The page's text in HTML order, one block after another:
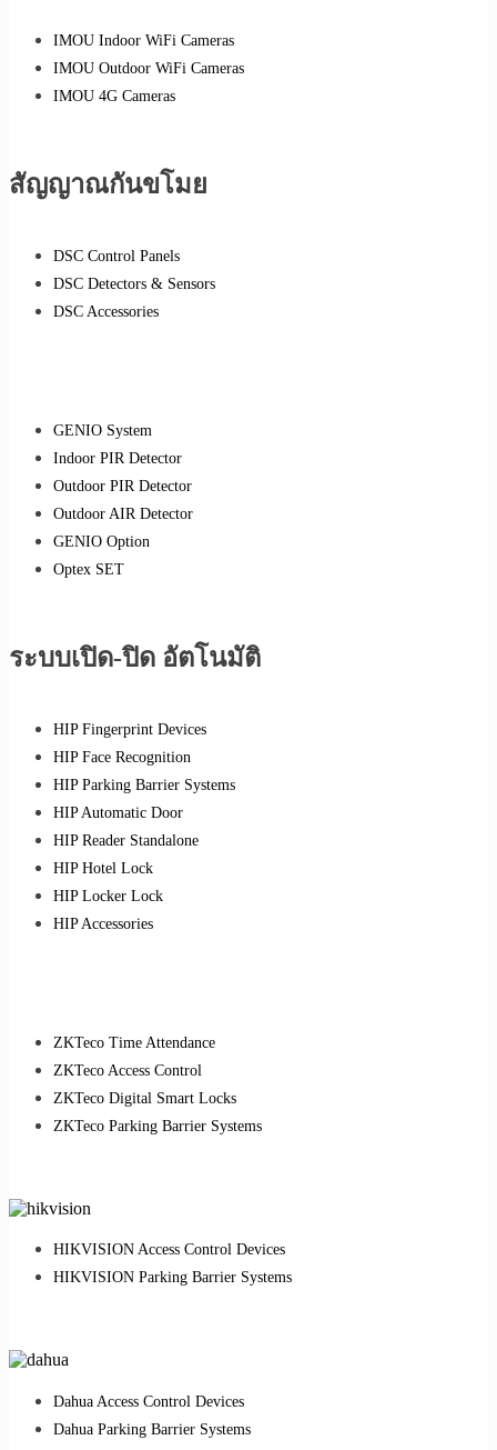
IMOU Indoor WiFi Cameras
IMOU Outdoor WiFi Cameras
IMOU 4G Cameras
สัญญาณกันขโมย
DSC Control Panels
DSC Detectors & Sensors
DSC Accessories
GENIO System
Indoor PIR Detector
Outdoor PIR Detector
Outdoor AIR Detector
GENIO Option
Optex SET
ระบบเปิด-ปิด อัตโนมัติ
HIP Fingerprint Devices
HIP Face Recognition
HIP Parking Barrier Systems
HIP Automatic Door
HIP Reader Standalone
HIP Hotel Lock
HIP Locker Lock
HIP Accessories
ZKTeco Time Attendance
ZKTeco Access Control
ZKTeco Digital Smart Locks
ZKTeco Parking Barrier Systems
HIKVISION Access Control Devices
HIKVISION Parking Barrier Systems
Dahua Access Control Devices
Dahua Parking Barrier Systems